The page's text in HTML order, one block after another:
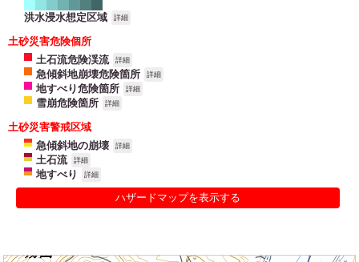
洪水浸水想定区域 詳細
土砂災害危険個所
土石流危険渓流
詳細
急傾斜地崩壊危険箇所 詳細
地すべり危険箇所 詳細
雪崩危険箇所 詳細
土砂災害警戒区域
急傾斜地の崩壊
詳細
土石流 詳細
地すべり 詳細
ハザードマップを表示する